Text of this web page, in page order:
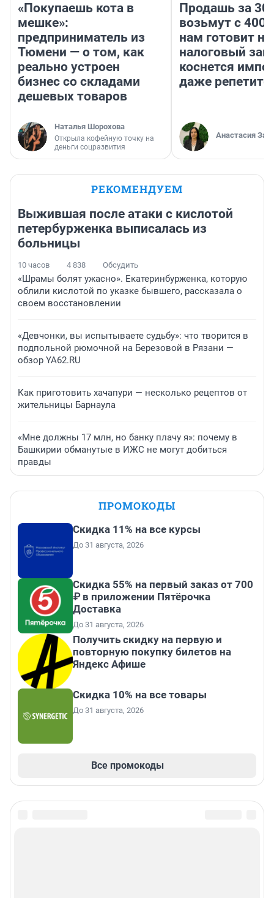
«Покупаешь кота в
мешке»:
предприниматель из
Тюмени — о том, как
реально устроен
бизнес со складами
дешевых товаров
Наталья Шорохова
Открыла кофейную точку на
деньги соцразвития
Продашь за
возьмут с
нам готовит
налоговый
коснется
даже
Анастасия
РЕКОМЕНДУЕМ
Выжившая после атаки с кислотой
петербурженка выписалась из
больницы
10 часов 4 838 Обсудить
«Шрамы болят ужасно». Екатеринбурженка, которую
облили кислотой по указке бывшего, рассказала о
своем восстановлении
«Девчонки, вы испытываете судьбу»: что творится в
подпольной рюмочной на Березовой в Рязани —
обзор YA62.RU
Как приготовить хачапури — несколько рецептов от
жительницы Барнаула
«Мне должны 17 млн, но банку плачу я»: почему в
Башкирии обманутые в ИЖС не могут добиться
правды
ПРОМОКОДЫ
Скидка 11% на все курсы
До 31 августа, 2026
Скидка 55% на первый заказ от 700
₽ в приложении Пятёрочка
Доставка
До 31 августа, 2026
Получить скидку на первую и
повторную покупку билетов на
Яндекс Афише
Скидка 10% на все товары
До 31 августа, 2026
Все промокоды